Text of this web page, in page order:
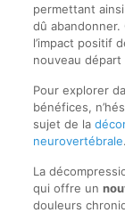
permettant
dû
l’impact positif
nouveau
Pour explorer
bénéfices,
sujet de la
neurovertébrale.
La
qui offre un
douleurs